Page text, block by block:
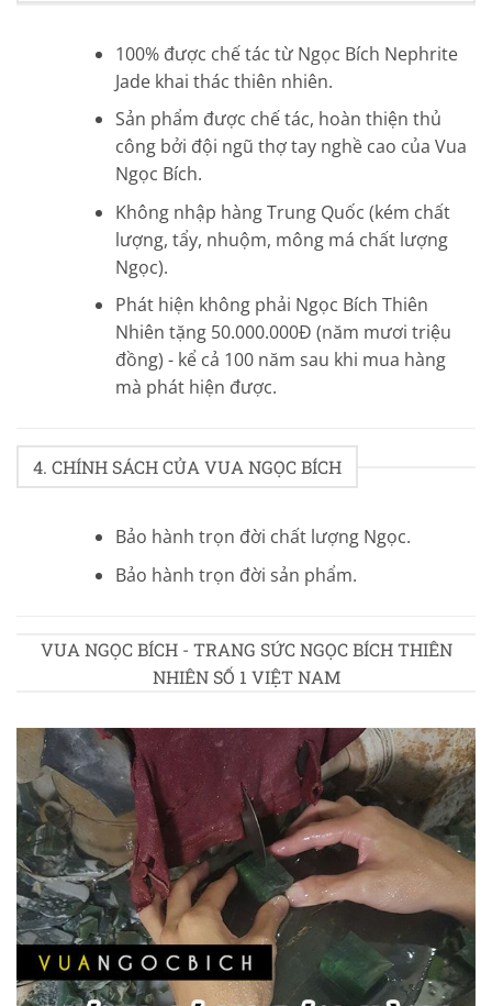
100% được chế tác từ Ngọc Bích Nephrite
Jade khai thác thiên nhiên.
Sản phẩm được chế tác, hoàn thiện thủ
công bởi đội ngũ thợ tay nghề cao của Vua
Ngọc Bích.
Không nhập hàng Trung Quốc (kém chất
lượng, tẩy, nhuộm, mông má chất lượng
Ngọc).
Phát hiện không phải Ngọc Bích Thiên
Nhiên tặng 50.000.000Đ (năm mươi triệu
đồng) - kể cả 100 năm sau khi mua hàng
mà phát hiện được.
4. CHÍNH SÁCH CỦA VUA NGỌC BÍCH
Bảo hành trọn đời chất lượng Ngọc.
Bảo hành trọn đời sản phẩm.
VUA NGỌC BÍCH - TRANG SỨC NGỌC BÍCH THIÊN
NHIÊN SỐ 1 VIỆT NAM